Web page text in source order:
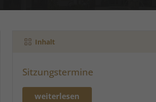
Inhalt
Sitzungstermine
weiterlesen